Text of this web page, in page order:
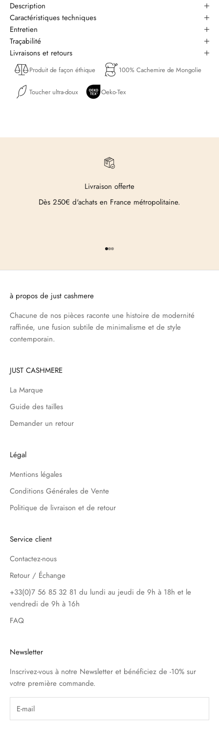
Description
Caractéristiques techniques
Entretien
Traçabilité
Livraisons et retours
Produit de façon éthique 100% Cachemire de Mongolie
Toucher ultra-doux Oeko-Tex
Livraison offerte
Dès 250€ d'achats en France métropolitaine.
Aller à l'élément 1
Aller à l'élément 2
Aller à l'élément 3
à propos de just cashmere
Chacune de nos pièces raconte une histoire de modernité
raffinée, une fusion subtile de minimalisme et de style
contemporain.
JUST CASHMERE
La Marque
Guide des tailles
Demander un retour
Légal
Mentions légales
Conditions Générales de Vente
Politique de livraison et de retour
Service client
Contactez-nous
Retour / Échange
+33(0)7 56 85 32 81 du lundi au jeudi de 9h à 18h et le
vendredi de 9h à 16h
FAQ
Newsletter
Inscrivez-vous à notre Newsletter et bénéficiez de -10% sur
votre première commande.